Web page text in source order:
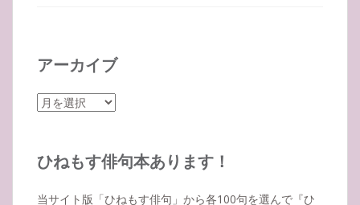
アーカイブ
ア
イ
ひねもす俳句本あります！
当サイト版「ひねもす俳句」から各100句を選んで『ひ